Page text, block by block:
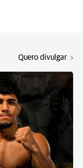
Quero divulgar